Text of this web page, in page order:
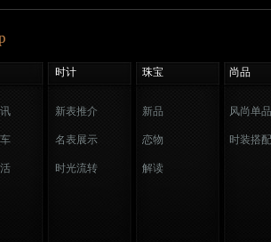
时计 珠宝 尚品
新表推介
名表展示
时光流转
新品
恋物
解读
风尚单品
时装搭配